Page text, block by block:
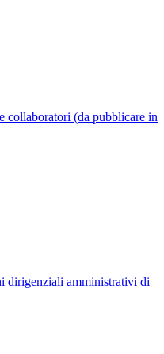
collaboratori (da pubblicare in
dirigenziali amministrativi di